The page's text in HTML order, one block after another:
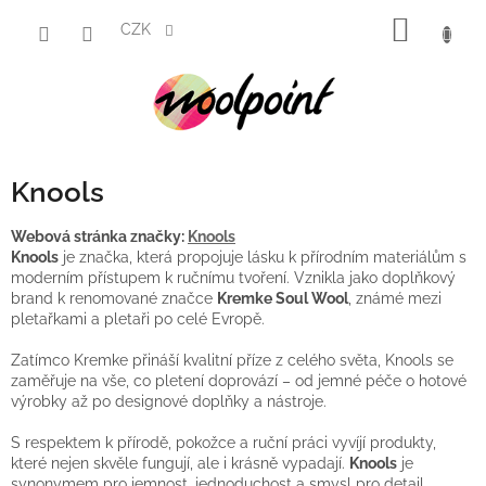
CZK
Knools
Webová stránka značky: Knools
Knools je značka, která propojuje lásku k přírodním materiálům s
moderním přístupem k ručnímu tvoření. Vznikla jako doplňkový
brand k renomované značce Kremke Soul Wool, známé mezi
pletařkami a pletaři po celé Evropě.
Zatímco Kremke přináší kvalitní příze z celého světa, Knools se
zaměřuje na vše, co pletení doprovází – od jemné péče o hotové
výrobky až po designové doplňky a nástroje.
S respektem k přírodě, pokožce a ruční práci vyvíjí produkty,
které nejen skvěle fungují, ale i krásně vypadají. Knools je